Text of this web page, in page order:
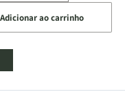
a
quantidade
de
|
Adicionar ao carrinho